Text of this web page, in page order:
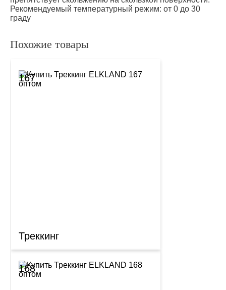
Рекомендуемый температурный режим: от 0 до 30
граду
Похожие товары
167
Треккинг
168